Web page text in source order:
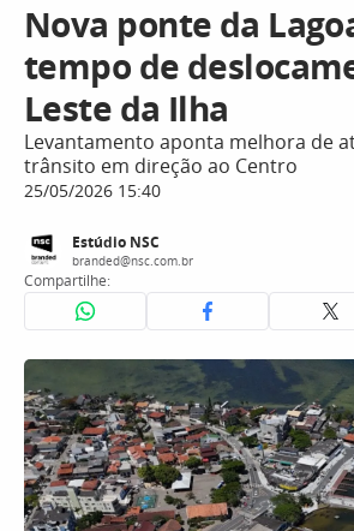
Nova ponte da
tempo de
Leste da Ilha
Levantamento aponta melhora de
trânsito em direção ao Centro
25/05/2026 15:40
Estúdio NSC
branded@nsc.com.br
Compartilhe: